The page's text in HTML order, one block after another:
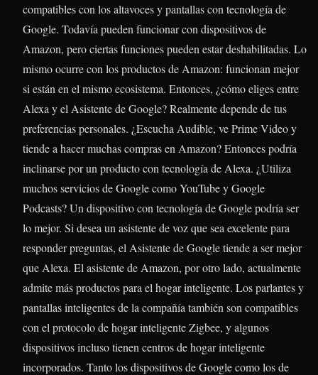
compatibles con los altavoces y pantallas con tecnología de
Google. Todavía pueden funcionar con dispositivos de
Amazon, pero ciertas funciones pueden estar deshabilitadas. Lo
mismo ocurre con los productos de Amazon: funcionan mejor
si están en el mismo ecosistema. Entonces, ¿cómo eliges entre
Alexa y el Asistente de Google? Realmente depende de tus
preferencias personales. ¿Escucha Audible, ve Prime Video y
tiende a hacer muchas compras en Amazon? Entonces podría
inclinarse por un producto con tecnología de Alexa. ¿Utiliza
muchos servicios de Google como YouTube y Google
Podcasts? Un dispositivo con tecnología de Google podría ser
lo mejor. Si desea un asistente de voz que sea excelente para
responder preguntas, el Asistente de Google tiende a ser mejor
que Alexa. El asistente de Amazon, por otro lado, actualmente
admite más productos para el hogar inteligente. Los parlantes y
pantallas inteligentes de la compañía también son compatibles
con el protocolo de hogar inteligente Zigbee, y algunos
dispositivos incluso tienen centros de hogar inteligente
incorporados. Tanto los dispositivos de Google como los de